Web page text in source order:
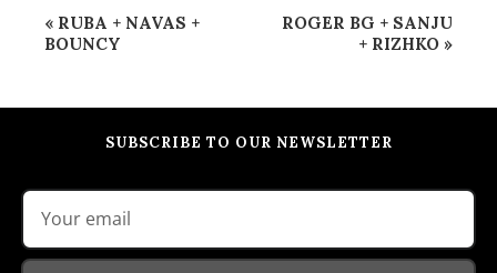
Event
Navigation
« RUBA + NAVAS +
BOUNCY
ROGER BG + SANJU
+ RIZHKO »
SUBSCRIBE TO OUR NEWSLETTER